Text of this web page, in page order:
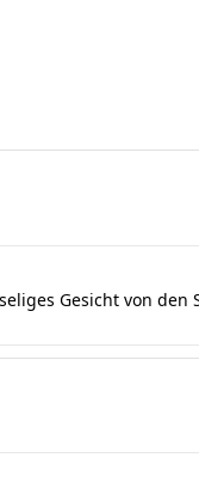
Gesicht von den